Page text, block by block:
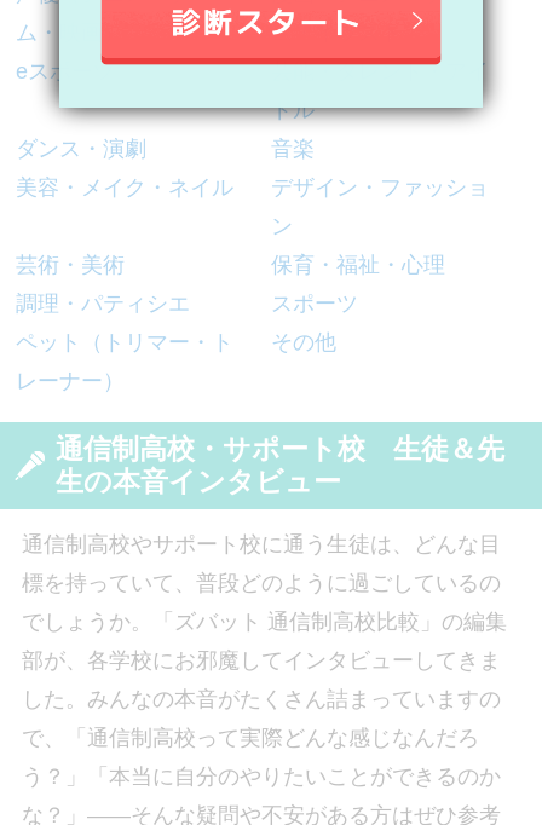
ム・映画）
ム・イラスト
eスポーツ
芸能・タレント・アイ
ドル
ダンス・演劇
音楽
美容・メイク・ネイル
デザイン・ファッショ
ン
芸術・美術
保育・福祉・心理
調理・パティシエ
スポーツ
ペット（トリマー・ト
レーナー）
その他
通信制高校・サポート校 生徒＆先
生の本音インタビュー
通信制高校やサポート校に通う生徒は、どんな目
標を持っていて、普段どのように過ごしているの
でしょうか。「ズバット 通信制高校比較」の編集
部が、各学校にお邪魔してインタビューしてきま
した。みんなの本音がたくさん詰まっていますの
で、「通信制高校って実際どんな感じなんだろ
う？」「本当に自分のやりたいことができるのか
な？」――そんな疑問や不安がある方はぜひ参考